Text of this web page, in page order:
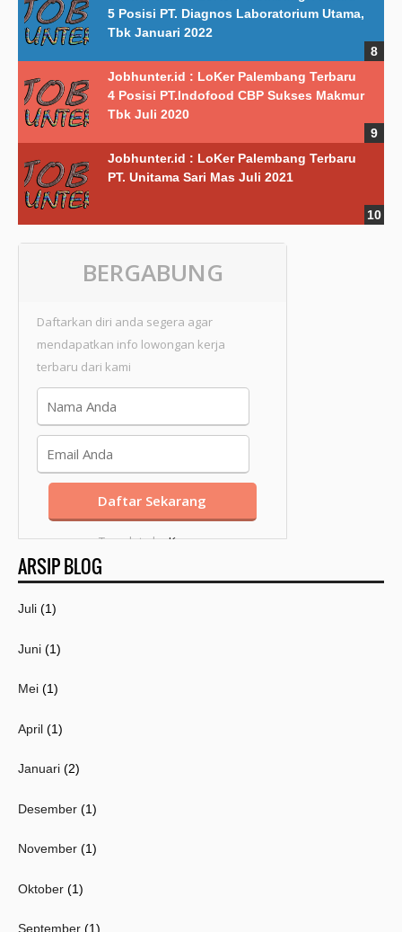
5 Posisi PT. Diagnos Laboratorium Utama,
Tbk Januari 2022
Jobhunter.id : LoKer Palembang Terbaru
4 Posisi PT.Indofood CBP Sukses Makmur
Tbk Juli 2020
Jobhunter.id : LoKer Palembang Terbaru
PT. Unitama Sari Mas Juli 2021
BERGABUNG
Daftarkan diri anda segera agar
mendapatkan info lowongan kerja
terbaru dari kami
Template byKang
Mousir
ARSIP BLOG
Juli (1)
Juni (1)
Mei (1)
April (1)
Januari (2)
Desember (1)
November (1)
Oktober (1)
September (1)